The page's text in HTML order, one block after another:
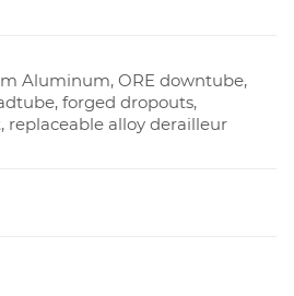
Aluminum, ORE downtube,
forged dropouts,
replaceable alloy derailleur